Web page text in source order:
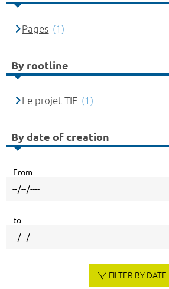
Pages (1)
By rootline
Le projet TIE (1)
By date of creation
From
to
FILTER BY DATE